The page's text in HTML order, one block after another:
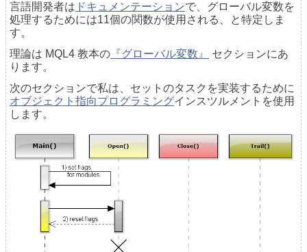
言語開発者は ドキュメンテーションで、グローバル変数を
処理するためには11個の関数が使用される、と特定しま
す。
理論は MQL4 教本の 『グローバル変数』
セクションにあ
ります。
次のセクションで私は、セットのタスクを実装するために
オブジェクト指向プログラミングインスツルメントを使用
します。